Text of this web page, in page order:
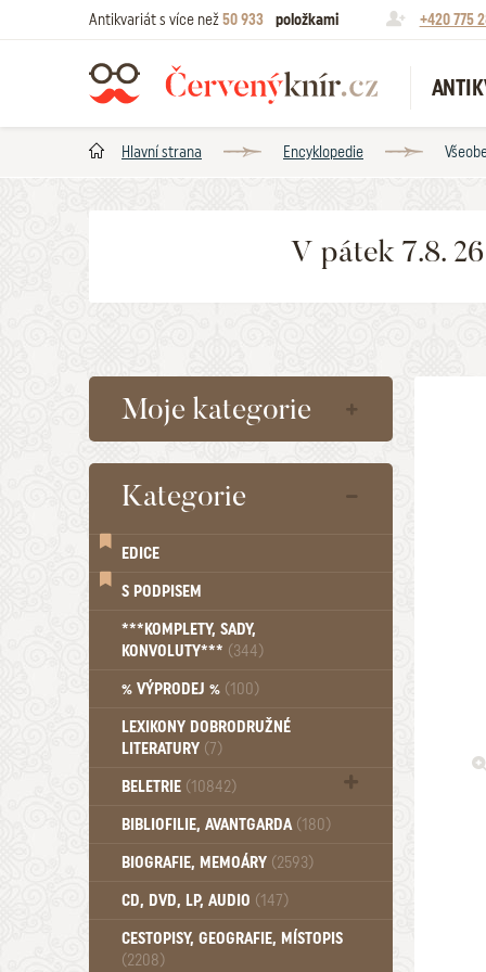
Antikvariát s více než50 933 položkami +420 775
Hlavní strana Encyklopedie
V pátek 7.8.
Moje kategorie
Kategorie
EDICE
S PODPISEM
***KOMPLETY, SADY,
KONVOLUTY*** (344)
% VÝPRODEJ % (100)
LEXIKONY DOBRODRUŽNÉ
LITERATURY (7)
BELETRIE (10842)
Beletrie - Historická (1388)
Beletrie - Povídky (1758)
Beletrie - Válečné romány (489)
Beletrie - Ženské a dívčí romány
(1522)
BIBLIOFILIE, AVANTGARDA (180)
BIOGRAFIE, MEMOÁRY (2593)
CD, DVD, LP, AUDIO (147)
CESTOPISY, GEOGRAFIE, MÍSTOPIS
(2208)